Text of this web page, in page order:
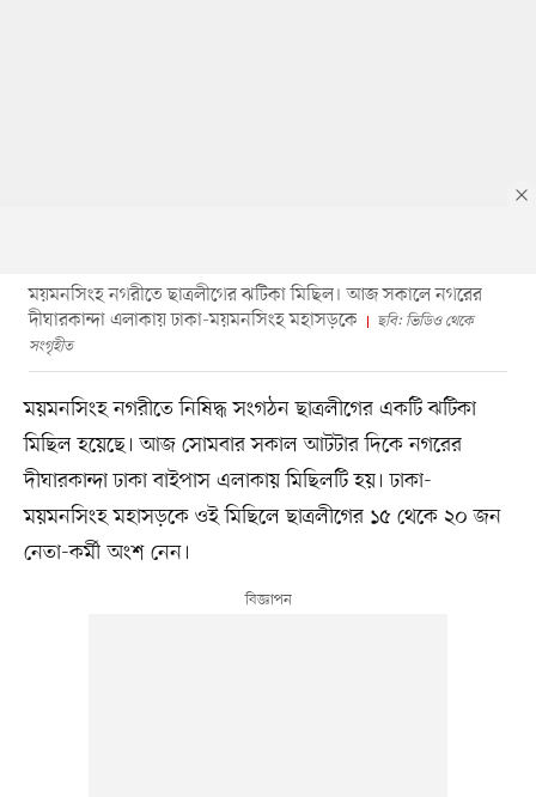
ময়মনসিংহ নগরীতে ছাত্রলীগের ঝটিকা মিছিল। আজ সকালে নগরের
দীঘারকান্দা এলাকায় ঢাকা-ময়মনসিংহ মহাসড়কে
ছবি: ভিডিও থেকে
সংগৃহীত
ময়মনসিংহ নগরীতে নিষিদ্ধ সংগঠন ছাত্রলীগের একটি ঝটিকা
মিছিল হয়েছে। আজ সোমবার সকাল আটটার দিকে নগরের
দীঘারকান্দা ঢাকা বাইপাস এলাকায় মিছিলটি হয়। ঢাকা-
ময়মনসিংহ মহাসড়কে ওই মিছিলে ছাত্রলীগের ১৫ থেকে ২০ জন
নেতা-কর্মী অংশ নেন।